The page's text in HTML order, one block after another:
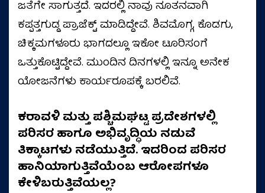
ಜತೆಗೇ ಸಾಗುತ್ತದೆ. ಇದರಲ್ಲಿ ನಾವು ನೂತನವಾಗಿ
ಕಪ್ಪತ್ತಗುಡ್ಡ ಪ್ರಾಜೆಕ್ಟ್‌ ಮಾಡಿದ್ದೇವೆ. ಶಿವಮೊಗ್ಗ, ಕೊಡಗು,
ಚಿಕ್ಕಮಗಳೂರು ಭಾಗದಲ್ಲೂ ಇಕೋ ಟೂರಿಸಂಗೆ
ಒತ್ತುಕೊಟ್ಟಿದ್ದೇವೆ. ಮುಂದಿನ ದಿನಗಳಲ್ಲಿ ಇನ್ನೂ ಅನೇಕ
ಯೋಜನೆಗಳು ಕಾರ್ಯರೂಪಕ್ಕೆ ಬರಲಿವೆ.
ಕರಾವಳಿ ಮತ್ತು ಪಶ್ಚಿಮಘಟ್ಟ ಪ್ರದೇಶಗಳಲ್ಲಿ
ಪರಿಸರ ಹಾಗೂ ಅಭಿವೃದ್ಧಿಯ ನಡುವೆ
ತಿಕ್ಕಾಟಗಳು ನಡೆಯುತ್ತಿದೆ. ಇದರಿಂದ ಪರಿಸರ
ಹಾನಿಯಾಗುತ್ತಿವೆಯೆಂಬ ಆರೋಪಗಳೂ
ಕೇಳಿಬರುತ್ತಿವೆಯಲ್ಲ?